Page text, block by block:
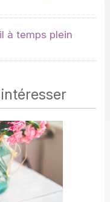
à temps plein